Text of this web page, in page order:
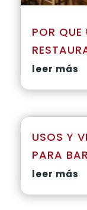
POR QUE
leer más
USOS Y
PARA
leer más